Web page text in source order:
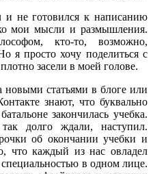
и не готовился к написанию
мои мысли и размышления.
кто-то, возможно,
я просто хочу поделиться с
засели в моей голове.
новыми статьями в блоге или
знают, что буквально
закончилась учебка.
долго ждали, наступил.
об окончании учебки и
что каждый из нас овладел
в одном лице.